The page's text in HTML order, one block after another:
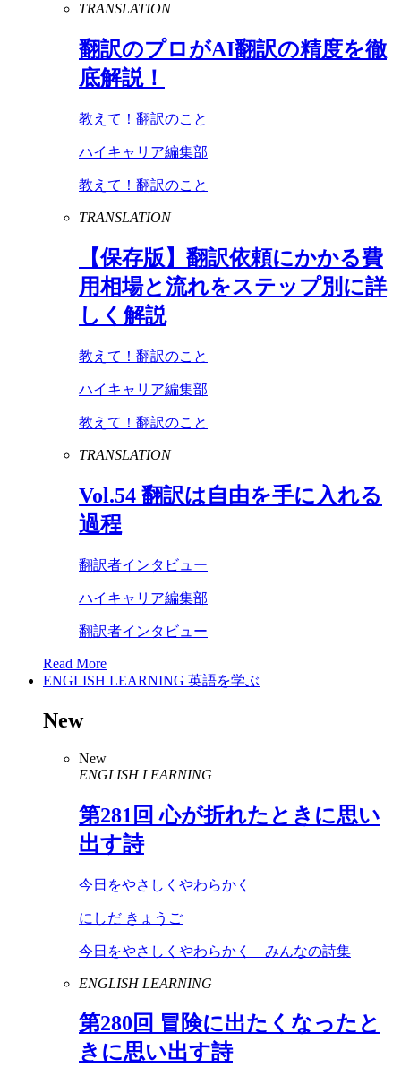
TRANSLATION
翻訳のプロがAI翻訳の精度を徹
底解説！
教えて！翻訳のこと
ハイキャリア編集部
教えて！翻訳のこと
TRANSLATION
【保存版】翻訳依頼にかかる費
用相場と流れをステップ別に詳
しく解説
教えて！翻訳のこと
ハイキャリア編集部
教えて！翻訳のこと
TRANSLATION
Vol.54 翻訳は自由を手に入れる
過程
翻訳者インタビュー
ハイキャリア編集部
翻訳者インタビュー
Read More
ENGLISH LEARNING 英語を学ぶ
New
New
ENGLISH LEARNING
第281 回 心が折れたときに思い
出す詩
今日をやさしくやわらかく
にしだ きょうご
今日をやさしくやわらかく みんなの詩集
ENGLISH LEARNING
第280回 冒険に出たくなったと
きに思い出す詩